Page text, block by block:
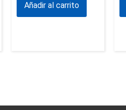
Añadir al carrito